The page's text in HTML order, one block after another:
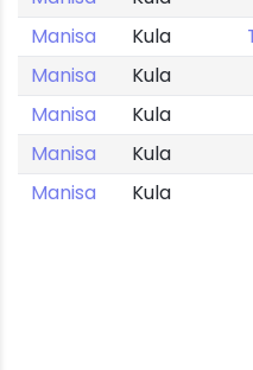
Manisa
Kula
Manisa
Kula
Manisa
Kula
Manisa
Kula
Manisa
Kula